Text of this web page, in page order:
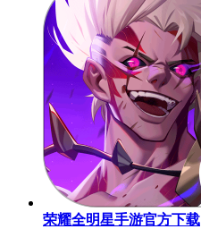
荣耀全明星手游官方下载